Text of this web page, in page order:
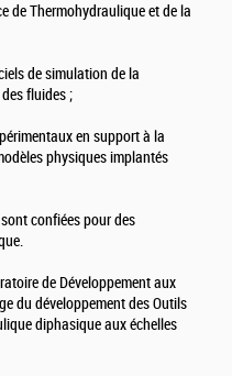
de Thermohydraulique et de la
de simulation de la
fluides ;
en support à la
physiques implantés
confiées pour des
de Développement aux
du développement des Outils
diphasique aux échelles